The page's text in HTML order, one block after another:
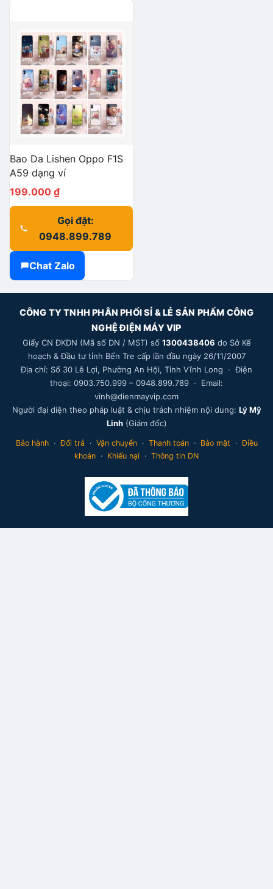
Bao Da Lishen Oppo F1S
A59 dạng ví
199.000 ₫
Gọi đặt:
0948.899.789
Chat Zalo
CÔNG TY TNHH PHÂN PHỐI SỈ & LẺ SẢN PHẨM CÔNG
NGHỆ ĐIỆN MÁY VIP
Giấy CN ĐKDN (Mã số DN / MST) số 1300438406 do Sở Kế
hoạch & Đầu tư tỉnh Bến Tre cấp lần đầu ngày 26/11/2007
Địa chỉ: Số 30 Lê Lợi, Phường An Hội, Tỉnh Vĩnh Long · Điện
thoại: 0903.750.999 – 0948.899.789 · Email:
vinh@dienmayvip.com
Người đại diện theo pháp luật & chịu trách nhiệm nội dung: Lý Mỹ
Linh(Giám đốc)
Bảo hành·Đổi trả · Vận chuyển· Thanh toán· Bảo mật ·Điều
khoản · Khiếu nại · Thông tin DN